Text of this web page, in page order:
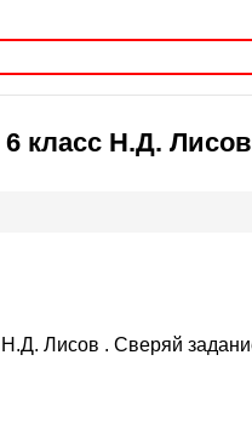
класс Н.Д. Лисов
Лисов . Сверяй